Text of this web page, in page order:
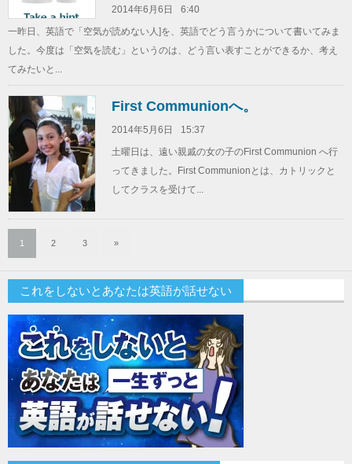
2014年6月6日
6:40
一昨日、英語で「空気が読めない人]を、英語でどう言うかについて書いてみま
した。今度は「空気を読む」というのは、どう言い表すことができるか、考え
てみたいと...
First Communionへ。
2014年5月6日
15:37
土曜日は、遠い親戚の女の子のFirst Communion へ行
ってきました。First Communionとは、カトリックと
してクラスを受けて...
1 2 3 »
これをしないとあなたは英語が話せない